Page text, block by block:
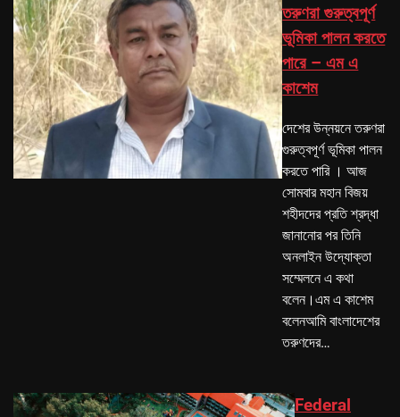
তরুণরা গুরুত্বপূর্ণ
ভূমিকা পালন করতে
পারে – এম এ
কাশেম
দেশের উন্নয়নে তরুণরা
গুরুত্বপূর্ণ ভূমিকা পালন
করতে পারি । আজ
সোমবার মহান বিজয়
শহীদদের প্রতি শ্রদ্ধা
জানানোর পর তিনি
অনলাইন উদ্যোক্তা
সম্মেলনে এ কথা
বলেন।এম এ কাশেম
বলেনআমি বাংলাদেশের
তরুণদের…
Federal